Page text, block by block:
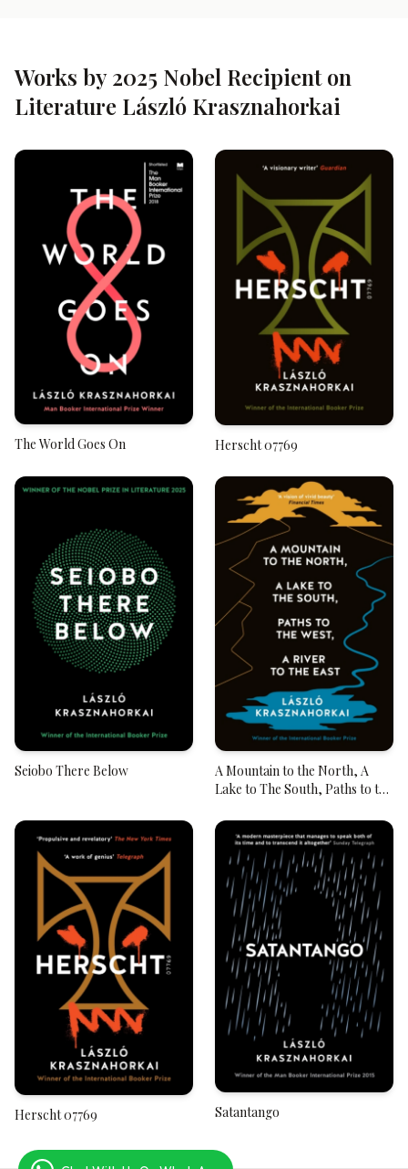
Works by 2025 Nobel Recipient on
Literature László Krasznahorkai
The World Goes On Herscht 07769
Seiobo There Below
A Mountain to the North, A
Lake to The South, Paths to the
Herscht 07769 Satantango